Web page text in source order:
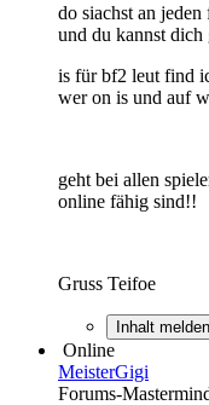
do siachst an
und du kannst dich
is für bf2 leut find
wer on is und auf
geht bei allen
online fähig sind!!
Gruss Teifoe
Inhalt melden
Online
MeisterGigi
Forums-